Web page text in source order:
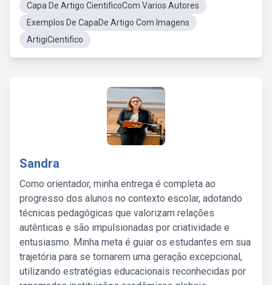
Capa De Artigo CientificoCom Varios Autores
Exemplos De CapaDe Artigo Com Imagens
ArtigiCientifico
Sandra
Como orientador, minha entrega é completa ao
progresso dos alunos no contexto escolar, adotando
técnicas pedagógicas que valorizam relações
autênticas e são impulsionadas por criatividade e
entusiasmo. Minha meta é guiar os estudantes em sua
trajetória para se tornarem uma geração excepcional,
utilizando estratégias educacionais reconhecidas por